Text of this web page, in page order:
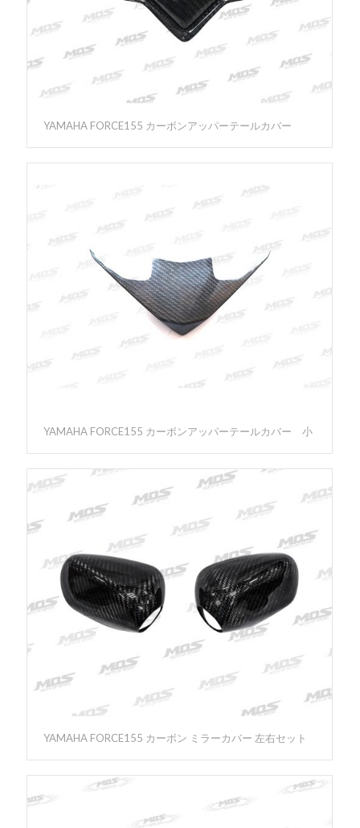
YAMAHA FORCE155 カーボンアッパーテールカバー
YAMAHA FORCE155 カーボンアッパーテールカバー 小
YAMAHA FORCE155 カーボン ミラーカバー 左右セット